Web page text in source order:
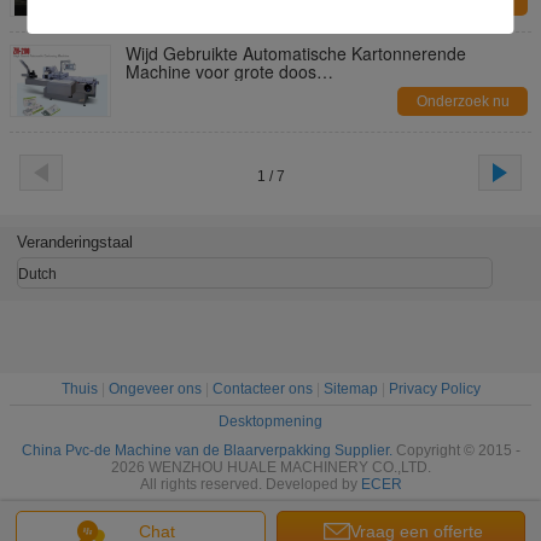
Wijd Gebruikte Automatische Kartonnerende
Machine voor grote doos
Onderzoek nu
1 / 7
Chat Vraag een offerte
Veranderingstaal
Dutch
Thuis| Ongeveer ons| Contacteer ons| Sitemap
Privacy Policy
Desktopmening
China Pvc-de Machine van de Blaarverpakking Supplier. Copyright © 2015 -
2026 WENZHOU HUALE MACHINERY CO.,LTD.
All rights reserved. Developed by ECER